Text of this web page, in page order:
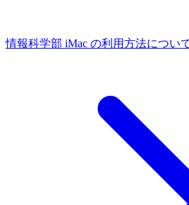
情報科学部 iMac の利用方法につい